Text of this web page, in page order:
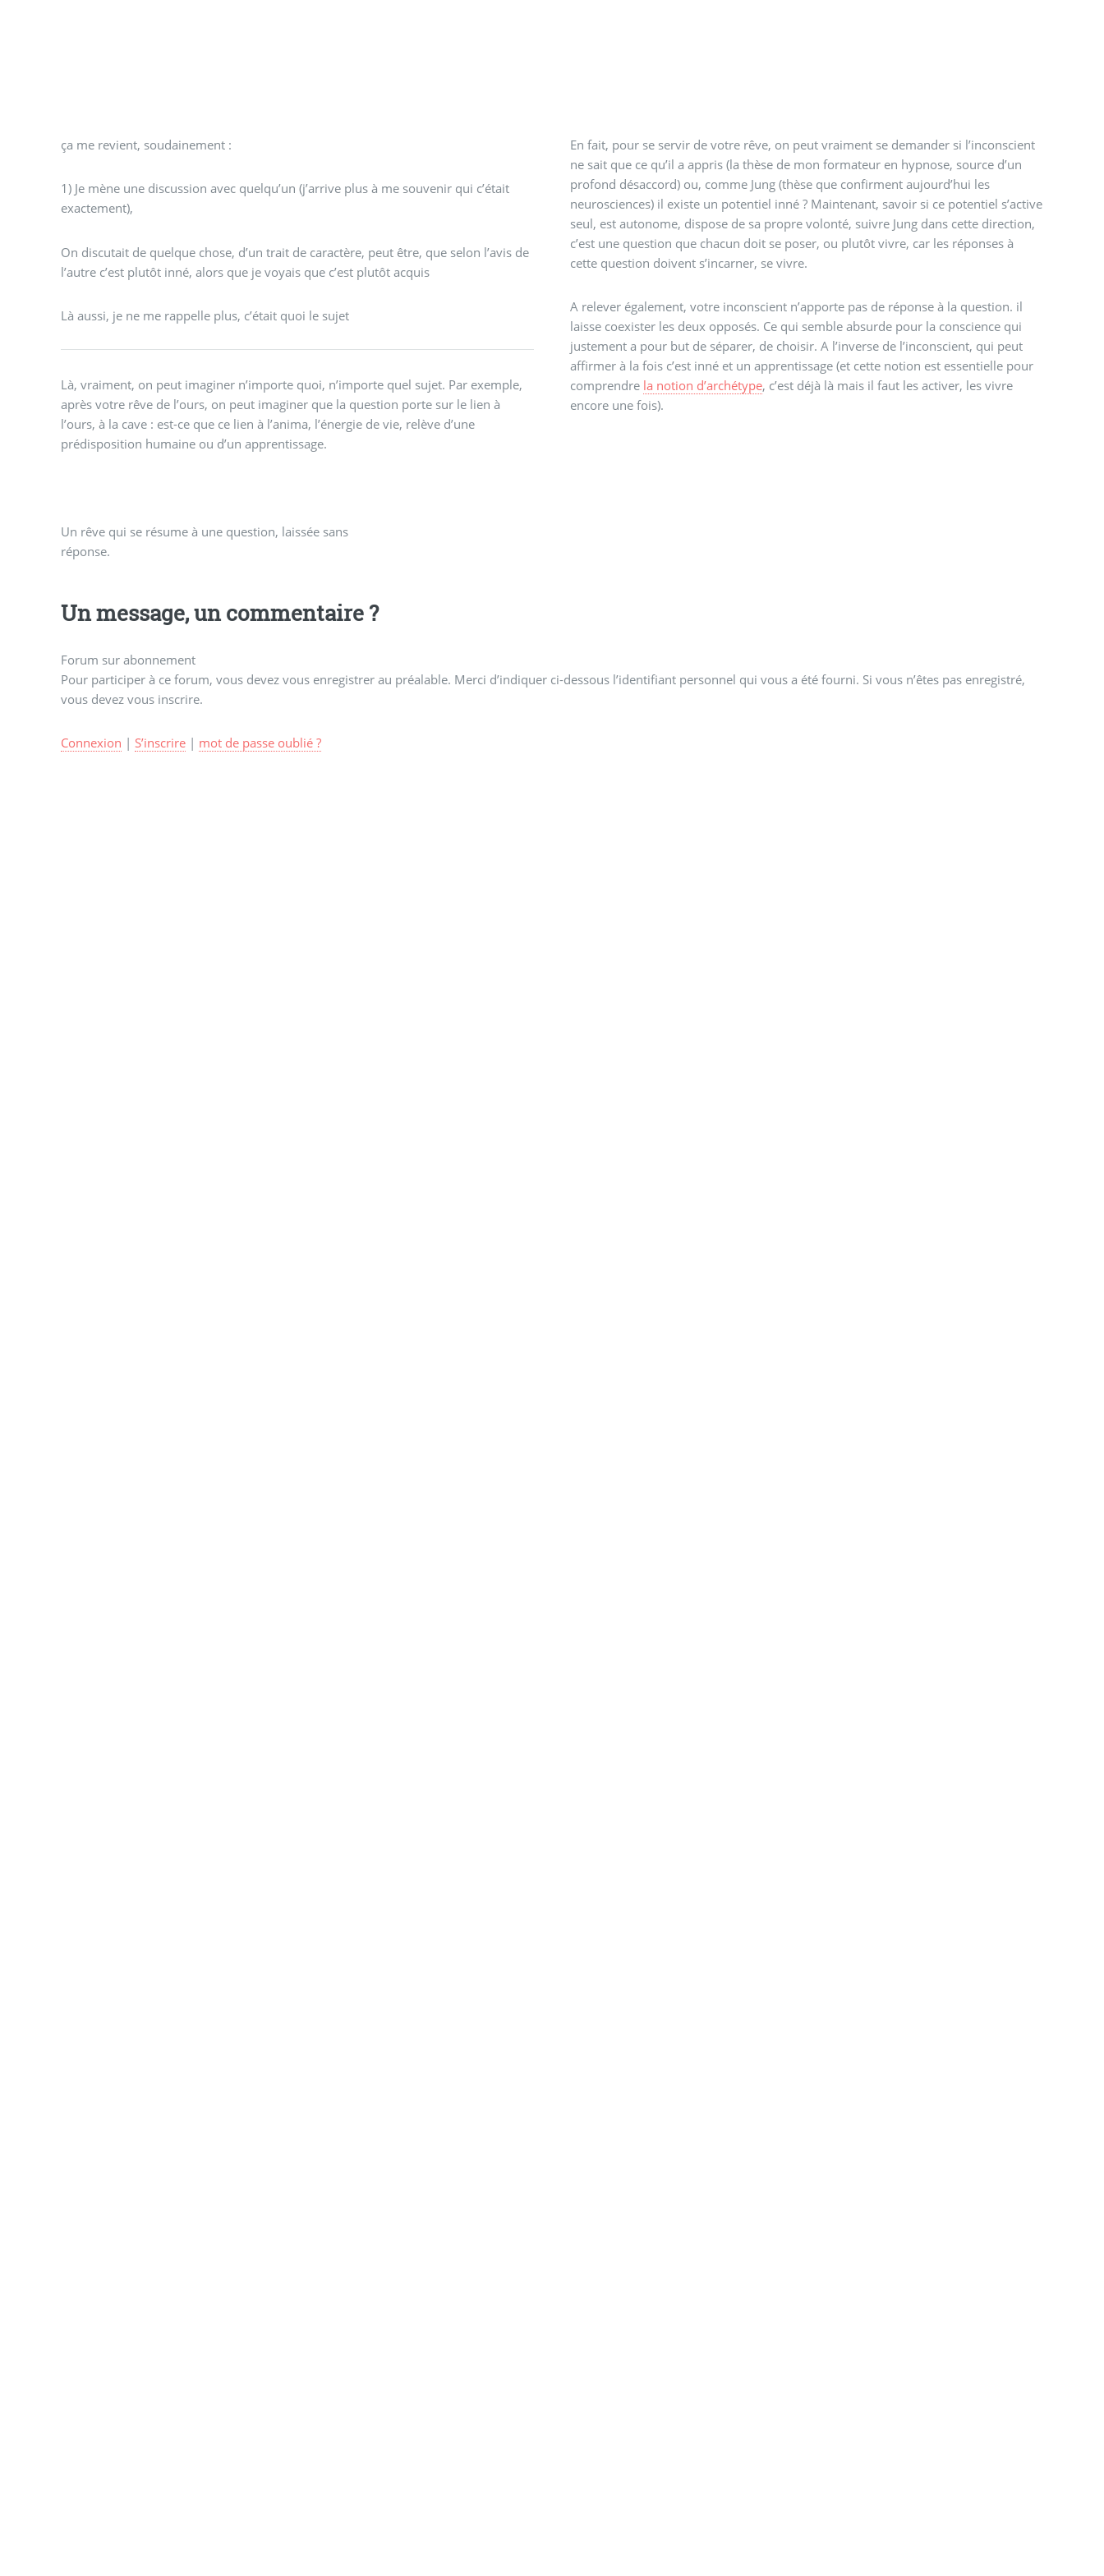
ça me revient, soudainement :
1) Je mène une discussion avec quelqu’un (j’arrive plus à me souvenir qui c’était
exactement),
On discutait de quelque chose, d’un trait de caractère, peut être, que selon l’avis de
l’autre c’est plutôt inné, alors que je voyais que c’est plutôt acquis
Là aussi, je ne me rappelle plus, c’était quoi le sujet
Là, vraiment, on peut imaginer n’importe quoi, n’importe quel sujet. Par exemple,
après votre rêve de l’ours, on peut imaginer que la question porte sur le lien à
l’ours, à la cave : est-ce que ce lien à l’anima, l’énergie de vie, relève d’une
prédisposition humaine ou d’un apprentissage.
En fait, pour se servir de votre rêve, on peut vraiment se demander si l’inconscient
ne sait que ce qu’il a appris (la thèse de mon formateur en hypnose, source d’un
profond désaccord) ou, comme Jung (thèse que confirment aujourd’hui les
neurosciences) il existe un potentiel inné ? Maintenant, savoir si ce potentiel s’active
seul, est autonome, dispose de sa propre volonté, suivre Jung dans cette direction,
c’est une question que chacun doit se poser, ou plutôt vivre, car les réponses à
cette question doivent s’incarner, se vivre.
A relever également, votre inconscient n’apporte pas de réponse à la question. il
laisse coexister les deux opposés. Ce qui semble absurde pour la conscience qui
justement a pour but de séparer, de choisir. A l’inverse de l’inconscient, qui peut
affirmer à la fois c’est inné et un apprentissage (et cette notion est essentielle pour
comprendre la notion d’archétype, c’est déjà là mais il faut les activer, les vivre
encore une fois).
Un rêve qui se résume à une question, laissée sans
réponse.
Un message, un commentaire ?
Forum sur abonnement
Pour participer à ce forum, vous devez vous enregistrer au préalable. Merci d’indiquer ci-dessous l’identifiant personnel qui vous a été fourni. Si vous n’êtes pas enregistré,
vous devez vous inscrire.
Connexion | S’inscrire| mot de passe oublié ?